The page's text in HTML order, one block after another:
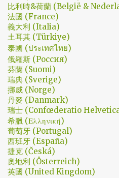
不禁讓我倍感期待，也開始每週期
Break的梗，剛好我就是PB的劇迷
麼腦海中覺得奶奶好像和ET一樣要
得大叔身體真是好，我應該已經無法
比利時&荷蘭 (België &
法國 (France)
義大利 (Italia)
土耳其 (Türkiye)
泰國 (ประเทศไทย)
俄羅斯 (Россия)
芬蘭 (Suomi)
瑞典 (Sverige)
挪威 (Norge)
丹麥 (Danmark)
瑞士 (Confœderatio
希臘 (Ελληνική)
葡萄牙 (Portugal)
西班牙 (España)
捷克 (Česká)
奧地利 (Österreich)
英國 (United Kingdom)